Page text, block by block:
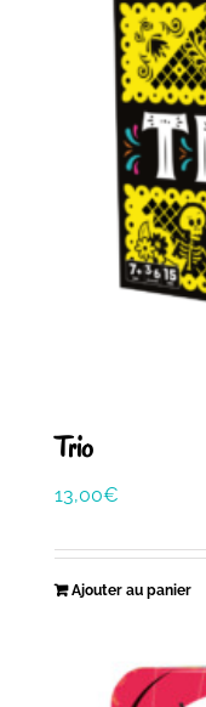
Trio
13,00€
Ajouter au panier